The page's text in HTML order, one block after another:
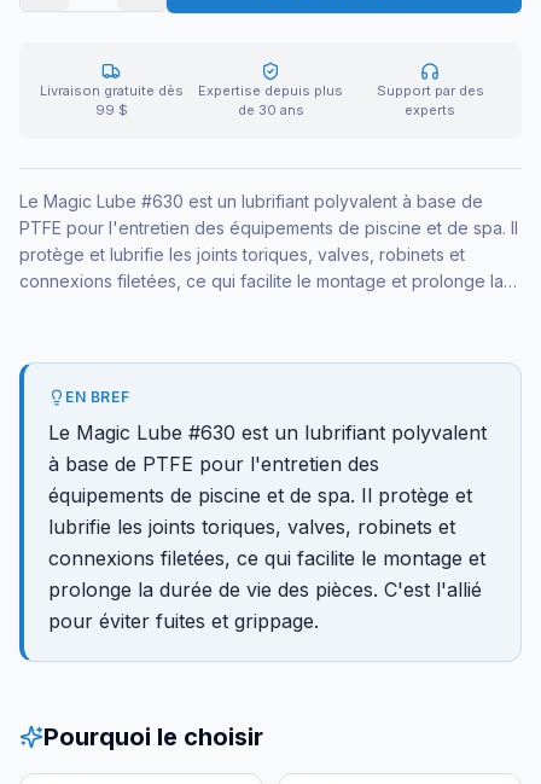
Livraison gratuite dès
99 $
Expertise depuis plus
de 30 ans
Support par des
experts
Le Magic Lube #630 est un lubrifiant polyvalent à base de
PTFE pour l'entretien des équipements de piscine et de spa. Il
protège et lubrifie les joints toriques, valves, robinets et
connexions filetées, ce qui facilite le montage et prolonge la
EN BREF
Le Magic Lube #630 est un lubrifiant polyvalent
à base de PTFE pour l'entretien des
équipements de piscine et de spa. Il protège et
lubrifie les joints toriques, valves, robinets et
connexions filetées, ce qui facilite le montage et
prolonge la durée de vie des pièces. C'est l'allié
pour éviter fuites et grippage.
Pourquoi le choisir